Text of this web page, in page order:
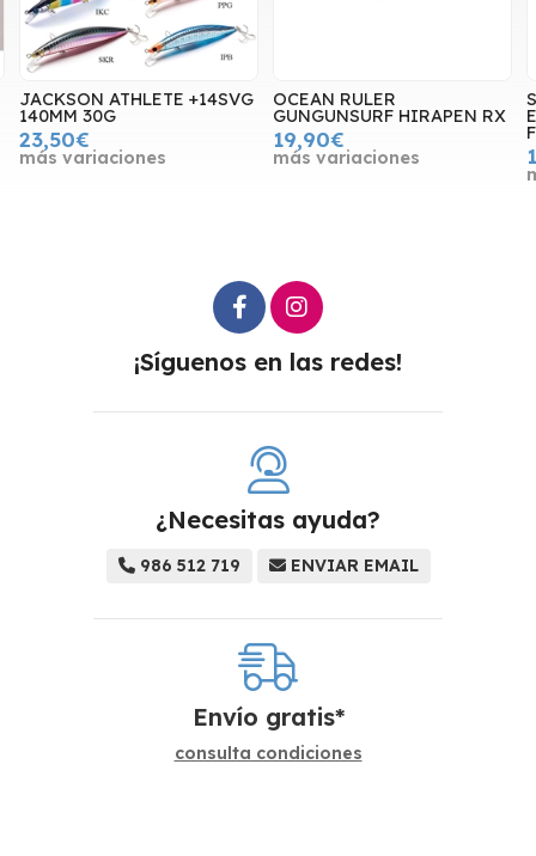
JACKSON ATHLETE +14SVG
140MM 30G
23,50€
más variaciones
OCEAN RULER
GUNGUNSURF HIRAPEN RX
19,90€
más variaciones
F
¡Síguenos en las redes!
¿Necesitas ayuda?
986 512 719 ENVIAR EMAIL
Envío gratis*
consulta condiciones